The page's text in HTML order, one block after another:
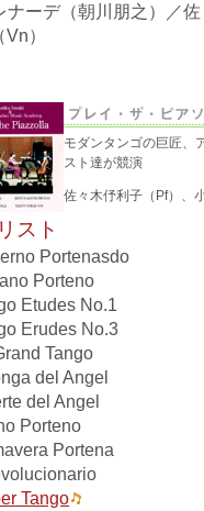
ナーデ（朝川朋之）／
）
モダンタンゴの巨匠、
スト達が競演
佐々木伃利子（Pf）、
スト
Portenasdo
Porteno
Etudes No.1
Erudes No.3
Tango
del Angel
del Angel
Porteno
Portena
Tango